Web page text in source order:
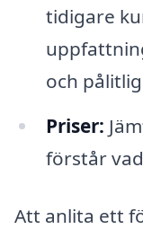
tidigare
och
Priser:
förstår
Att anlita ett